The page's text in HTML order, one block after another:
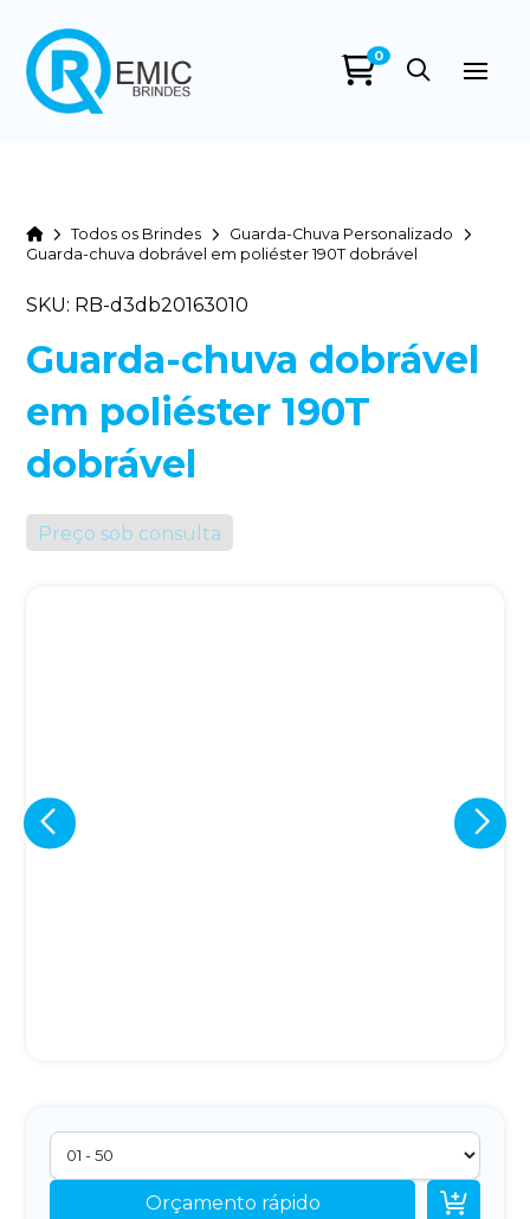
0
HomeTodos os Brindes
Guarda-Chuva Personalizado
Guarda-chuva dobrável em poliéster 190T dobrável
SKU: RB-d3db20163010
Guarda-chuva dobrável
em poliéster 190T
dobrável
Preço sob consulta
Orçamento rápido 